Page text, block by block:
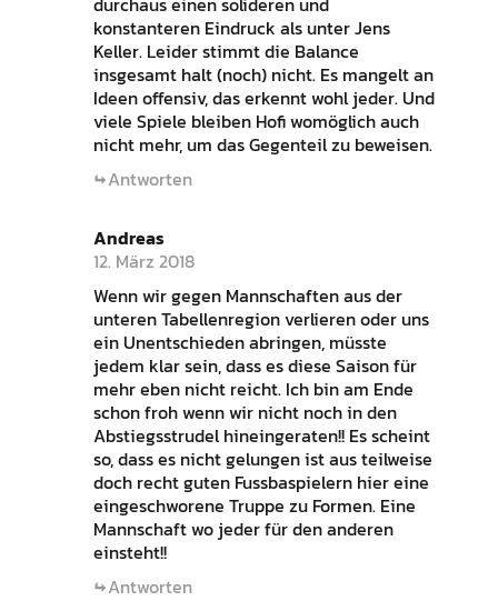
konstanteren Eindruck als unter Jens
Keller. Leider stimmt die Balance
insgesamt halt (noch) nicht. Es mangelt an
Ideen offensiv, das erkennt wohl jeder. Und
viele Spiele bleiben Hofi womöglich auch
nicht mehr, um das Gegenteil zu beweisen.
Antworten
Andreas
12. März 2018
Wenn wir gegen Mannschaften aus der
unteren Tabellenregion verlieren oder uns
ein Unentschieden abringen, müsste
jedem klar sein, dass es diese Saison für
mehr eben nicht reicht. Ich bin am Ende
schon froh wenn wir nicht noch in den
Abstiegsstrudel hineingeraten!! Es scheint
so, dass es nicht gelungen ist aus teilweise
doch recht guten Fussbaspielern hier eine
eingeschworene Truppe zu Formen. Eine
Mannschaft wo jeder für den anderen
einsteht!!
Antworten